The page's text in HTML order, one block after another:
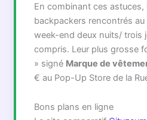
En combinant ces astuces,
backpackers rencontrés
week-end deux nuits/ trois
compris. Leur plus grosse
» signé Marque de
€ au Pop-Up Store de la
Bons plans en ligne